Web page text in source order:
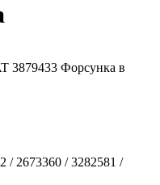
/ 2673360 / 3282581 /